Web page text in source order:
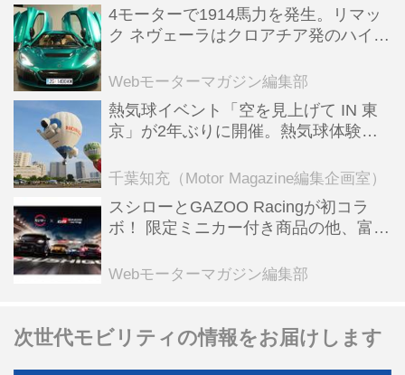
4モーターで1914馬力を発生。リマッ
ク ネヴェーラはクロアチア発のハイパ
全版／115】
Webモーターマガジン編集部
熱気球イベント「空を見上げて IN 東
京」が2年ぶりに開催。熱気球体験搭
ンテンツも
千葉知充（Motor Magazine編集企画室）
スシローとGAZOO Racingが初コラ
ボ！ 限定ミニカー付き商品の他、富士
る抽選企画などを展開
Webモーターマガジン編集部
次世代モビリティの情報をお届けします